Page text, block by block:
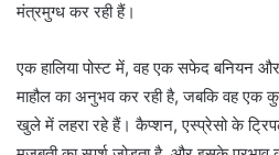
मंत्रमुग्ध कर रही हैं।
एक हालिया पोस्ट में, वह एक सफेद बनियन
माहौल का अनुभव कर रही है, जबकि वह एक
खुले में लहरा रहे हैं। कैप्शन, एस्प्रेसो के